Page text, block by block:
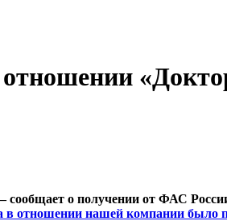
сообщает о получении от ФАС
в отношении нашей компании было